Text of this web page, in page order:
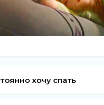
хочу спать